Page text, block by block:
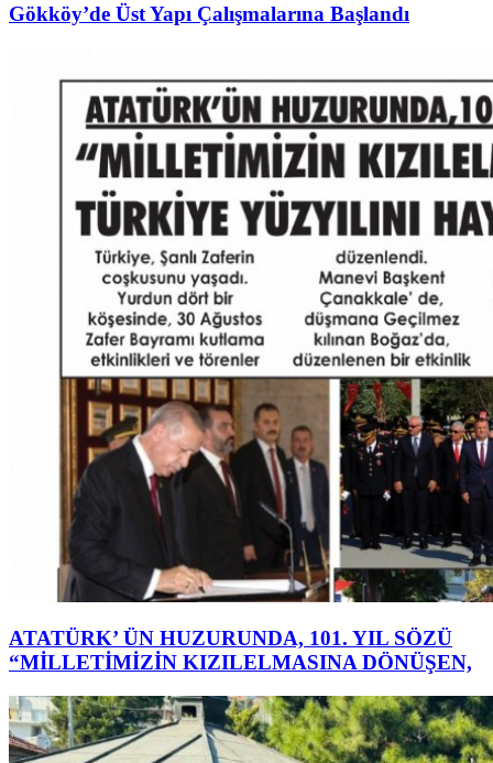
Gökköy’de Üst Yapı Çalışmalarına Başlandı
ATATÜRK’ ÜN HUZURUNDA, 101. YIL SÖZÜ
“MİLLETİMİZİN KIZILELMASINA DÖNÜŞEN,